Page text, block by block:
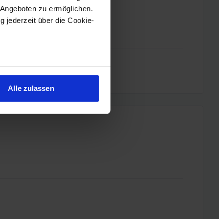
zu ermöglichen.
jederzeit über die Cookie-
können
Präferenzen im
Rahmen Ihrer Nutzung
Alle zulassen